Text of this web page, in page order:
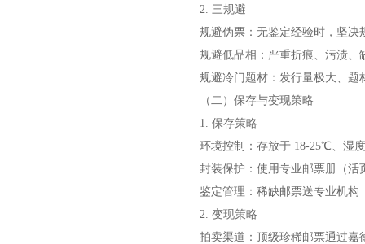
2. 三规避
规避伪票：无鉴定经验时，坚决
规避低品相：严重折痕、污渍、
规避冷门题材：发行量极大、题
（二）保存与变现策略
1. 保存策略
环境控制：存放于 18-25℃、湿
封装保护：使用专业邮票册（活
鉴定管理：稀缺邮票送专业机构
2. 变现策略
拍卖渠道：顶级珍稀邮票通过嘉